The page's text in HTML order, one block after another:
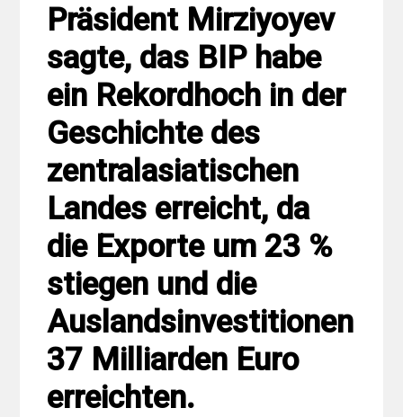
Präsident Mirziyoyev
sagte, das BIP habe
ein Rekordhoch in der
Geschichte des
zentralasiatischen
Landes erreicht, da
die Exporte um 23 %
stiegen und die
Auslandsinvestitionen
37 Milliarden Euro
erreichten.